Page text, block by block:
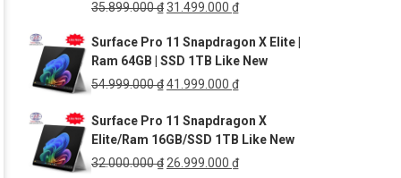
35.899.000₫Giá
là:
35.899.000 ₫.
31.499.000 ₫Giá
tại
là:
31.499.000 ₫.
Surface Pro 11 Snapdragon X Elite |
Ram 64GB | SSD 1TB Like New
54.999.000₫Giá
là:
54.999.000 ₫.
41.999.000 ₫Giá
tại
là:
41.999.000 ₫.
Surface Pro 11 Snapdragon X
Elite/Ram 16GB/SSD 1TB Like New
32.000.000₫ Giá
26.999.000 ₫Giá